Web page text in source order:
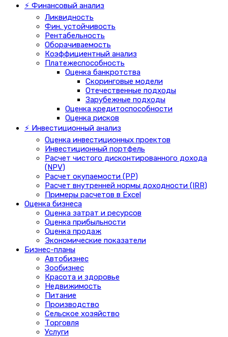
⚡ Финансовый анализ
Ликвидность
Фин. устойчивость
Рентабельность
Оборачиваемость
Коэффициентный анализ
Платежеспособность
Оценка банкротства
Скоринговые модели
Отечественные подходы
Зарубежные подходы
Оценка кредитоспособности
Оценка рисков
⚡ Инвестиционный анализ
Оценка инвестиционных проектов
Инвестиционный портфель
Расчет чистого дисконтированного дохода
(NPV)
Расчет окупаемости (PP)
Расчет внутренней нормы доходности (IRR)
Примеры расчетов в Excel
Оценка бизнеса
Оценка затрат и ресурсов
Оценка прибыльности
Оценка продаж
Экономические показатели
Бизнес-планы
Автобизнес
Зообизнес
Красота и здоровье
Недвижимость
Питание
Производство
Сельское хозяйство
Торговля
Услуги